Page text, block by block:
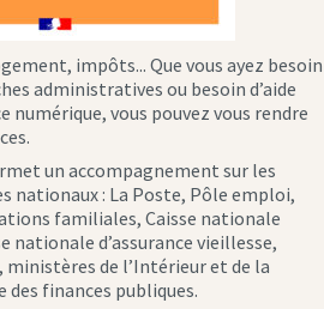
impôts... Que vous ayez besoin
administratives ou besoin d’aide
numérique, vous pouvez vous rendre
un accompagnement sur les
nationaux : La Poste, Pôle emploi,
familiales, Caisse nationale
nationale d’assurance vieillesse,
de l’Intérieur et de la
finances publiques.